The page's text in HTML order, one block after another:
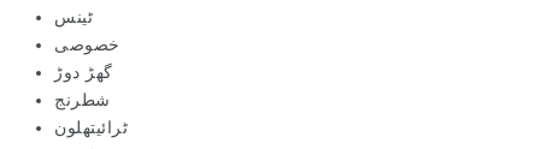
ٹینس
خصوصی
گھڑ دوڑ
شطرنج
ٹرائیتھلون